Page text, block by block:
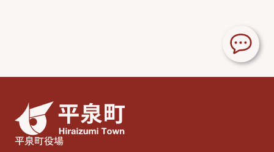
平泉町役場